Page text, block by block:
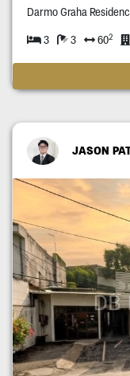
Darmo Graha
3 3 602
JASON